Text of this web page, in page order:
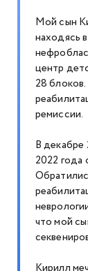
Мой сын
находясь
центр
28
ремиссии.
В декабре
2022 года
что мой
Кирилл